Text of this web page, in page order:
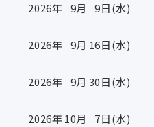
2026年 9月 9日(水)
2026年 9月 16日(水)
2026年 9月 30日(水)
2026年10月 7日(水)